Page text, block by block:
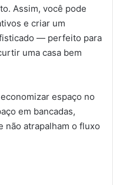
Assim, você pode
e criar um
— perfeito para
uma casa bem
espaço no
em bancadas,
não atrapalham o fluxo